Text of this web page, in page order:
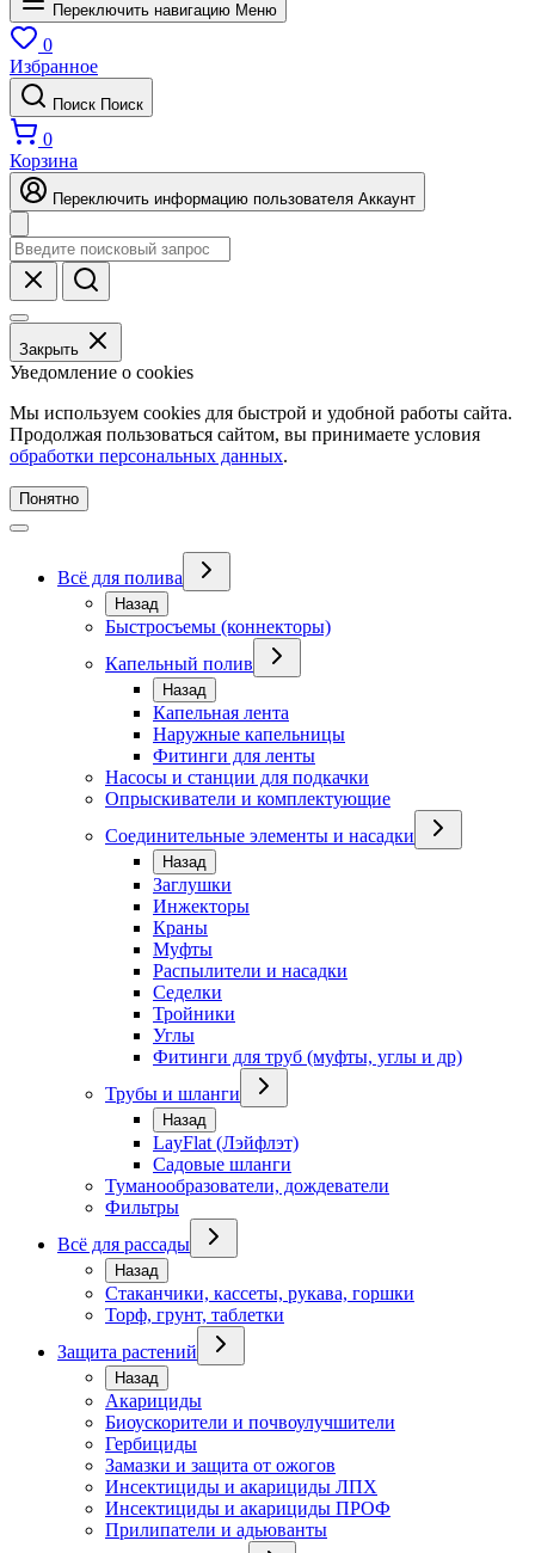
Переключить навигацию Меню
0
Избранное
Поиск Поиск
0
Корзина
Переключить информацию пользователя Аккаунт
Закрыть
Уведомление о cookies
Мы используем cookies для быстрой и удобной работы сайта.
Продолжая пользоваться сайтом, вы принимаете условия
обработки персональных данных.
Понятно
Всё для полива
Назад
Быстросъемы (коннекторы)
Капельный полив
Назад
Капельная лента
Наружные капельницы
Фитинги для ленты
Насосы и станции для подкачки
Опрыскиватели и комплектующие
Соединительные элементы и насадки
Назад
Заглушки
Инжекторы
Краны
Муфты
Распылители и насадки
Седелки
Тройники
Углы
Фитинги для труб (муфты, углы и др)
Трубы и шланги
Назад
LayFlat (Лэйфлэт)
Садовые шланги
Туманообразователи, дождеватели
Фильтры
Всё для рассады
Назад
Стаканчики, кассеты, рукава, горшки
Торф, грунт, таблетки
Защита растений
Назад
Акарициды
Биоускорители и почвоулучшители
Гербициды
Замазки и защита от ожогов
Инсектициды и акарициды ЛПХ
Инсектициды и акарициды ПРОФ
Прилипатели и адьюванты